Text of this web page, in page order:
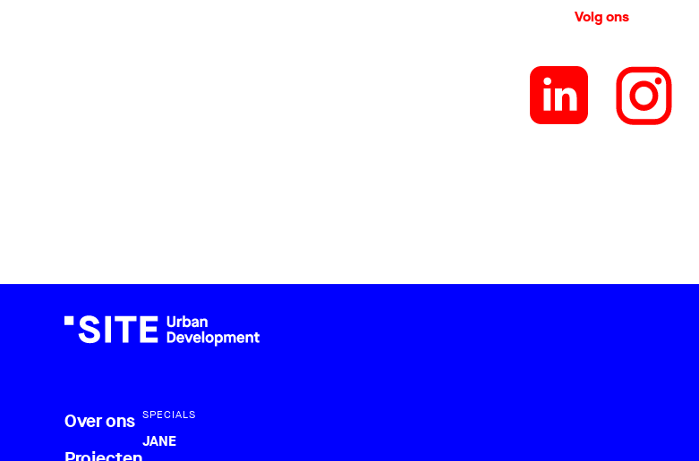
Volg ons
Over ons SPECIALS
JANE